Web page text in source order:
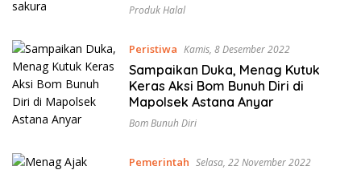
Produk Halal
Peristiwa Kamis, 8 Desember 2022
Sampaikan Duka, Menag Kutuk
Keras Aksi Bom Bunuh Diri di
Mapolsek Astana Anyar
Bom Bunuh Diri
Pemerintah Selasa, 22 November 2022